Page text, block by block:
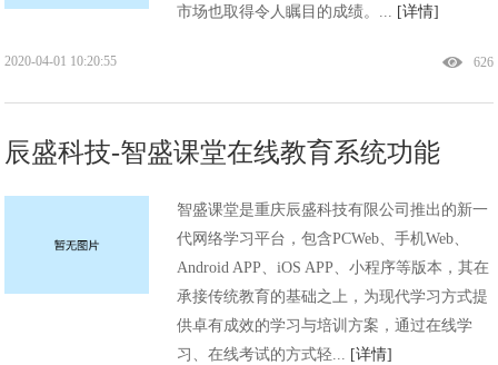
市场也取得令人瞩目的成绩。...
[详情]
626
2020-04-01 10:20:55
辰盛科技-智盛课堂在线教育系统功能
智盛课堂是重庆辰盛科技有限公司推出的新一
代网络学习平台，包含PCWeb、手机Web、
Android APP、iOS APP、小程序等版本，其在
承接传统教育的基础之上，为现代学习方式提
供卓有成效的学习与培训方案，通过在线学
习、在线考试的方式轻... [详情]